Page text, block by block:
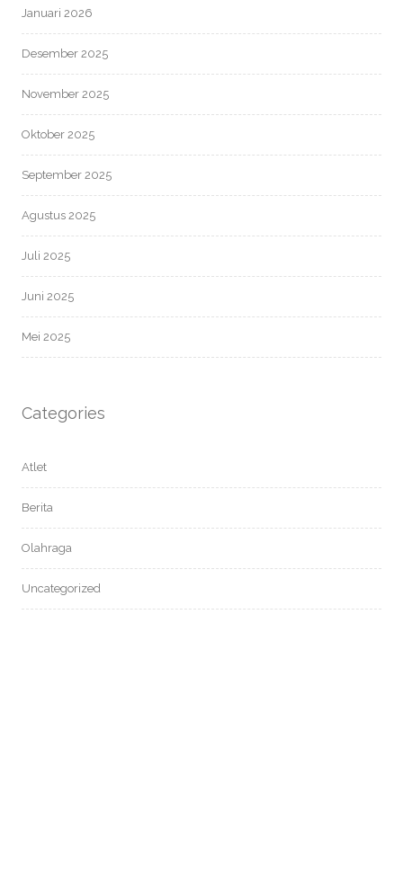
Januari 2026
Desember 2025
November 2025
Oktober 2025
September 2025
Agustus 2025
Juli 2025
Juni 2025
Mei 2025
Categories
Atlet
Berita
Olahraga
Uncategorized